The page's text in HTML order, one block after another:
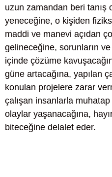
uzun zamandan beri tanış
yeneceğine, o kişiden
maddi ve manevi açıdan
gelineceğine, sorunların ve
içinde çözüme
güne artacağına, yapılan
konulan projelere zarar
çalışan insanlarla
olaylar yaşanacağına,
biteceğine delalet eder.